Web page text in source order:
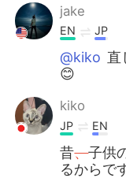
jake
EN JP
@kiko 直
😊
kiko
JP EN
昔、子供
るからで